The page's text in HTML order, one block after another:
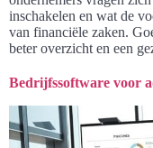
inschakelen en wat de
van financiële zaken.
beter overzicht en een
Bedrijfssoftware voor